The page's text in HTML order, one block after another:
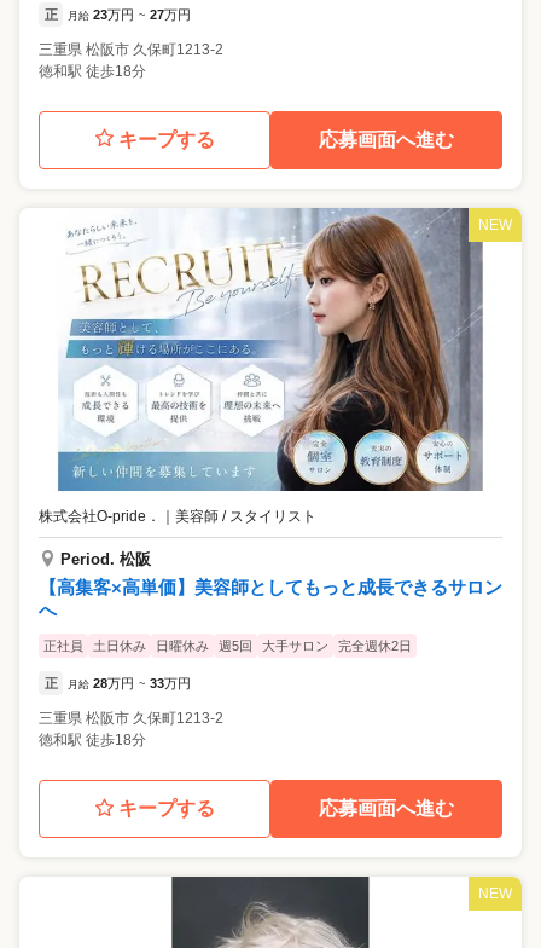
正 月給 23万円 ~ 27万円
三重県 松阪市 久保町1213-2
徳和駅 徒歩18分
キープする 応募画面へ進む
NEW
株式会社O-pride． 美容師 / スタイリスト
Period. 松阪
【高集客×高単価】美容師としてもっと成長できるサロン
へ
正社員 土日休み 日曜休み 週5回 大手サロン 完全週休2日
正 月給 28万円 ~ 33万円
三重県 松阪市 久保町1213-2
徳和駅 徒歩18分
キープする 応募画面へ進む
NEW